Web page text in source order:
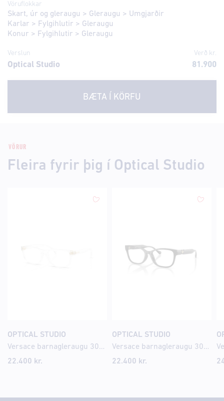
Vöruflokkar
Skart, úr og gleraugu > Gleraugu > Umgjarðir
Karlar > Fylgihlutir > Gleraugu
Konur > Fylgihlutir > Gleraugu
Verslun Verð kr.
Optical Studio 81.900
BÆTA Í KÖRFU
VÖRUR
Fleira fyrir þig í Optical Studio
OPTICAL STUDIO
Versace barnagleraugu 3013U 49
22.400 kr.
OPTICAL STUDIO
Versace barnagleraugu 3016U 47
22.400 kr.